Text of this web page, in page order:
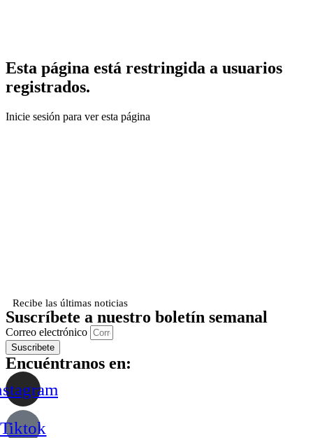
Esta página está restringida a usuarios
registrados.
Inicie sesión para ver esta página
Recibe las últimas noticias
Suscríbete a nuestro boletín semanal
Correo electrónico
Suscribete
Encuéntranos en:
Tiktok